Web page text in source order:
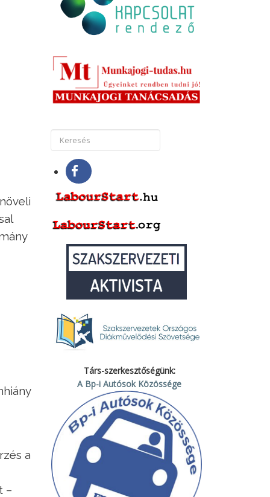
a
–
Társ-szerkesztőségünk:
A Bp-i Autósok Közössége